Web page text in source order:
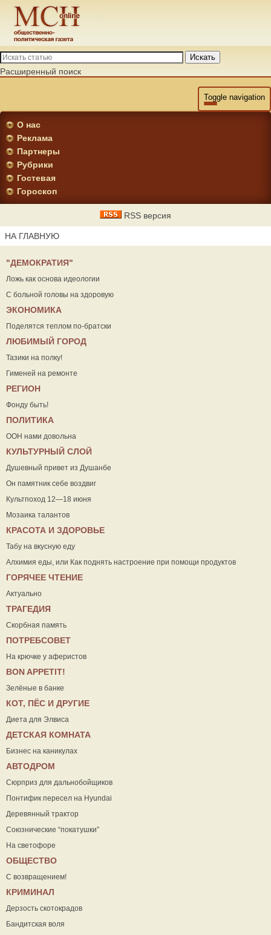
Искать
Расширенный поиск
Toggle navigation
О нас
Реклама
Партнеры
Рубрики
Гостевая
Гороскоп
RSS версия
НА ГЛАВНУЮ
"ДЕМОКРАТИЯ"
Ложь как основа идеологии
С больной головы на здоровую
ЭКОНОМИКА
Поделятся теплом по-братски
ЛЮБИМЫЙ ГОРОД
Тазики на полку!
Гименей на ремонте
РЕГИОН
Фонду быть!
ПОЛИТИКА
ООН нами довольна
КУЛЬТУРНЫЙ СЛОЙ
Душевный привет из Душанбе
Он памятник себе воздвиг
Культпоход 12—18 июня
Мозаика талантов
КРАСОТА И ЗДОРОВЬЕ
Табу на вкусную еду
Алхимия еды, или Как поднять настроение при помощи продуктов
ГОРЯЧЕЕ ЧТЕНИЕ
Актуально
ТРАГЕДИЯ
Скорбная память
ПОТРЕБСОВЕТ
На крючке у аферистов
ВON APPETIT!
Зелёные в банке
КОТ, ПЁС И ДРУГИЕ
Диета для Элвиса
ДЕТСКАЯ КОМНАТА
Бизнес на каникулах
АВТОДРОМ
Сюрприз для дальнобойщиков
Понтифик пересел на Hyundai
Деревянный трактор
Союзнические “покатушки”
На светофоре
ОБЩЕСТВО
С возвращением!
КРИМИНАЛ
Дерзость скотокрадов
Бандитская воля